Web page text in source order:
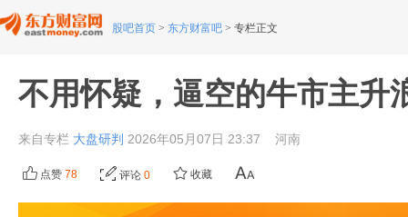
股吧首页 > 东方财富吧 > 专栏正文
不用怀疑，逼空的牛市主升
来自专栏 大盘研判 2026年05月07日 23:37 河南
点赞 78 评论 0 收藏